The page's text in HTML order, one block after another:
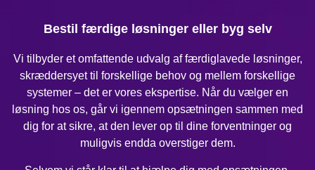
Bestil færdige løsninger eller byg selv
Vi tilbyder et omfattende udvalg af færdiglavede løsninger,
skræddersyet til forskellige behov og mellem forskellige
systemer – det er vores ekspertise. Når du vælger en
løsning hos os, går vi igennem opsætningen sammen med
dig for at sikre, at den lever op til dine forventninger og
muligvis endda overstiger dem.